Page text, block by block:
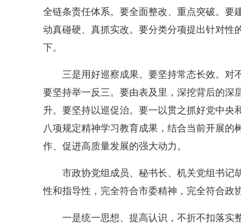
全链条责任体系。要全面整改、重点突破。要
动真碰硬、真抓实改。要分类分项提出针对性
下。
三是用好巡察成果。要坚持常态长效。对
要坚持举一反三。要由表及里，深挖背后的深
升。要坚持以巡促治。要一以贯之抓好党中央
八项规定精神学习教育成果，结合当前开展的
作、促进高质量发展的强大动力。
市政协党组成员、秘书长、机关党组书记
性和指导性，完全符合市委精神，完全符合政
一是统一思想、提高认识，不折不扣落实